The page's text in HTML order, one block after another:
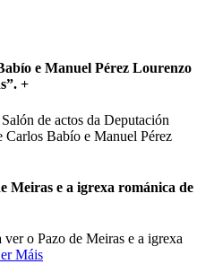
e Manuel Pérez Lourenzo
+
de actos da Deputación
Babío e Manuel Pérez
Meiras e a igrexa románica de
o Pazo de Meiras e a igrexa
Máis